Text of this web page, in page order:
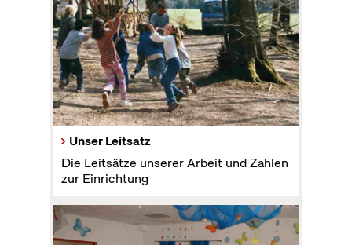
Unser Leitsatz
Die Leitsätze unserer Arbeit und Zahlen
zur Einrichtung